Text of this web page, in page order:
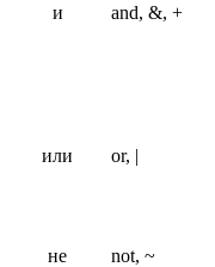
и
and, &, +
или
or, |
не
not, ~